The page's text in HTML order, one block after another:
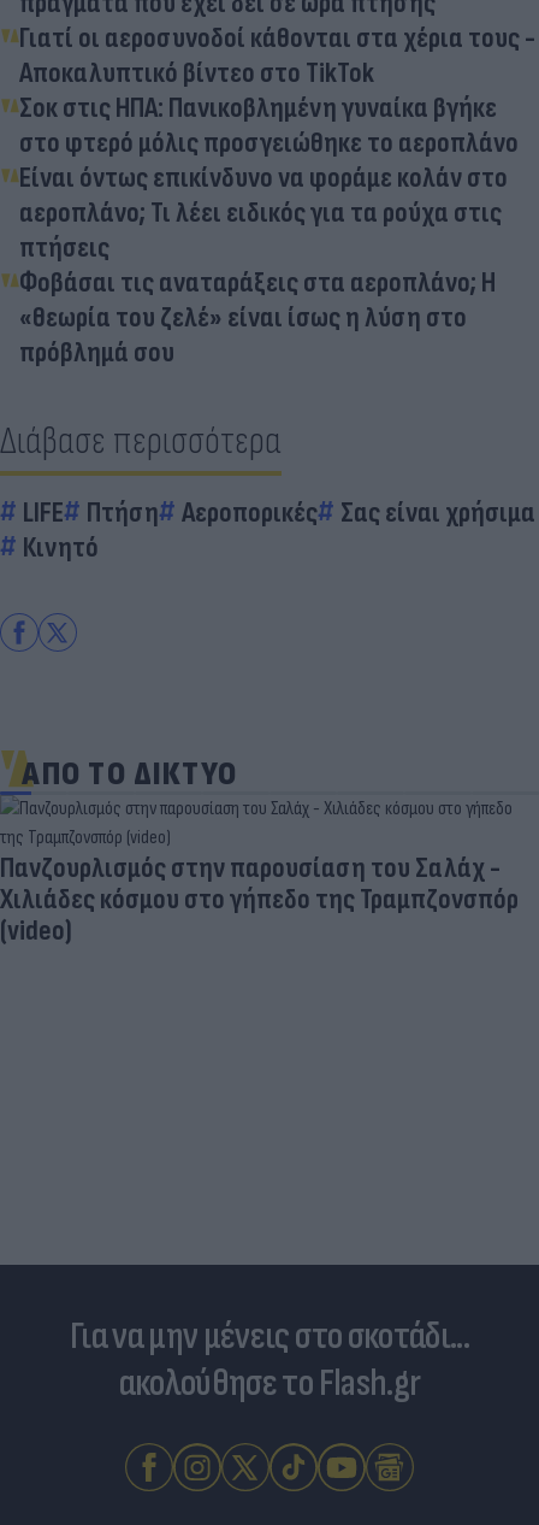
Γιατί οι αεροσυνοδοί κάθονται στα χέρια τους -
Αποκαλυπτικό βίντεο στο TikTok
Σοκ στις ΗΠΑ: Πανικοβλημένη γυναίκα βγήκε
στο φτερό μόλις προσγειώθηκε το αεροπλάνο
Είναι όντως επικίνδυνο να φοράμε κολάν στο
αεροπλάνο; Τι λέει ειδικός για τα ρούχα στις
πτήσεις
Φοβάσαι τις αναταράξεις στα αεροπλάνο; Η
«θεωρία του ζελέ» είναι ίσως η λύση στο
πρόβλημά σου
Διάβασε περισσότερα
LIFE Πτήση Αεροπορικές
Σας είναι χρήσιμα
Κινητό
ΑΠΟ ΤΟ ΔΙΚΤΥΟ
Πανζουρλισμός στην παρουσίαση του Σαλάχ -
Χιλιάδες κόσμου στο γήπεδο της Τραμπζονσπόρ
(video)
Για να μην μένεις στο σκοτάδι...
ακολούθησε το Flash.gr